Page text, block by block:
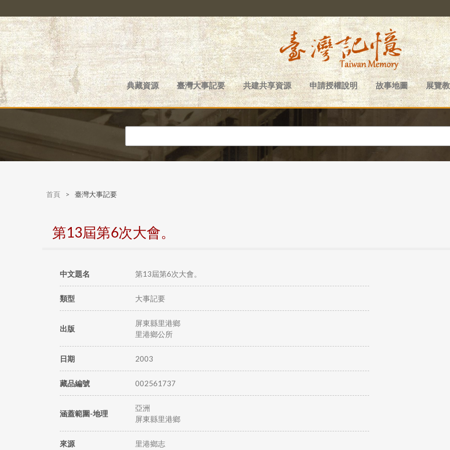
典藏資源 臺灣大事記要 共建共享資源 申請授權說明 故事地圖 展覽
首頁 > 臺灣大事記要
第13屆第6次大會。
中文題名 第13屆第6次大會。
類型 大事記要
出版
屏東縣里港鄉
里港鄉公所
日期 2003
藏品編號 002561737
涵蓋範圍-地理
亞洲
屏東縣里港鄉
來源 里港鄉志